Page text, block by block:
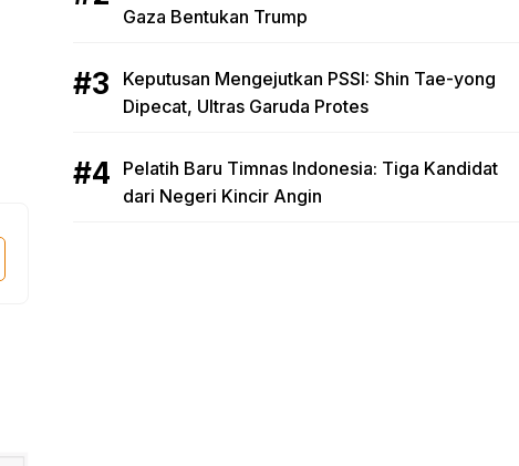
Gaza Bentukan Trump
Keputusan Mengejutkan PSSI: Shin Tae-yong
Dipecat, Ultras Garuda Protes
Pelatih Baru Timnas Indonesia: Tiga Kandidat
dari Negeri Kincir Angin